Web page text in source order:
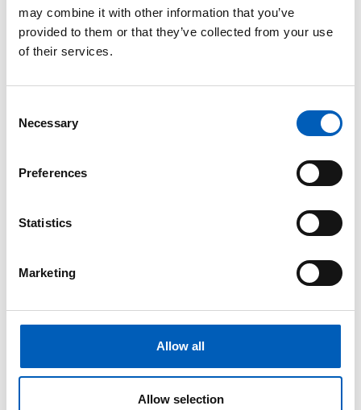
may combine it with other information that you’ve
provided to them or that they’ve collected from your use
of their services.
Necessary
Preferences
Statistics
Marketing
Allow all
Allow selection
IHDI - avslöjar skillnader
Se graf
Internflyktingar
J